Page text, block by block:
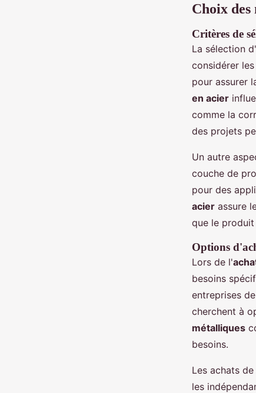
Choix
Critères de
La sélection
considérer les
pour assurer
en acier
comme la
des projets
Un autre
couche de
pour des
acier assure
que le
Options
Lors de l'
besoins
entreprises
cherchent à
métalliques
besoins.
Les achats
les